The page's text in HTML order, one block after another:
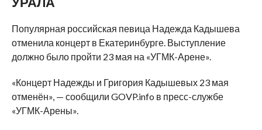
Популярная российская певица Надежда Кадышева
отменила концерт в Екатеринбурге. Выступление
должно было пройти 23 мая на «УГМК-Арене».
«Концерт Надежды и Григория Кадышевых 23 мая
отменён», — сообщили GOVP.info в пресс-службе
«УГМК-Арены».